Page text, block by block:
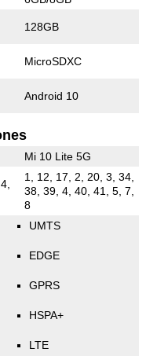
128GB
MicroSDXC
Android 10
Mi 10 Lite 5G
1, 12, 17, 2, 20, 3, 34,
38, 39, 4, 40, 41, 5, 7,
8
UMTS
EDGE
GPRS
HSPA+
LTE